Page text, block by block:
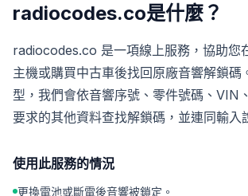
radiocodes.co是什麼？
radiocodes.co 是一項線上服務，協助您
主機或購買中古車後找回原廠音響解鎖碼
型，我們會依音響序號、零件號碼、VIN
要求的其他資料查找解鎖碼，並連同輸入
使用此服務的情況
更換電池或斷電後音響被鎖定。